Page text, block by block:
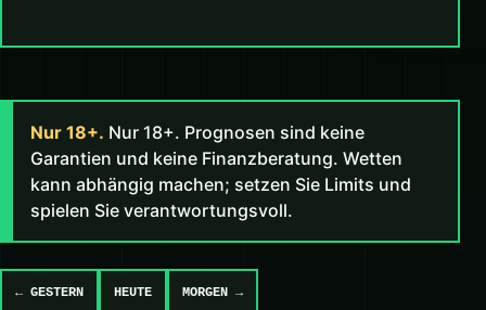
Nur 18+. Nur 18+. Prognosen sind keine
Garantien und keine Finanzberatung. Wetten
kann abhängig machen; setzen Sie Limits und
spielen Sie verantwortungsvoll.
← GESTERN HEUTE MORGEN →